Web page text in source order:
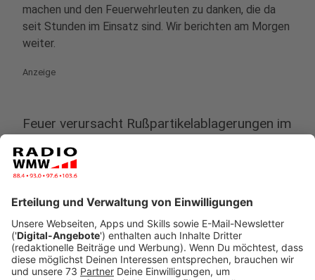
machen und den Feuerwehrleuten zu danken, die da
seit Stunden im Einsatz sind. Wir berichten am Morgen
weiter.
Anzeige
Feuer verursacht Rußpartikelablagerungen im
Stadtgebiet - Spiel- und Sportplätze vorerst
gesperrt
Stand 14.30 Uhr: Ein Teil des
kunststoffverarbeitenden Betriebes fiel den Flammen
zum Opfer, die neue Halle und ein weiterer Teil wurden